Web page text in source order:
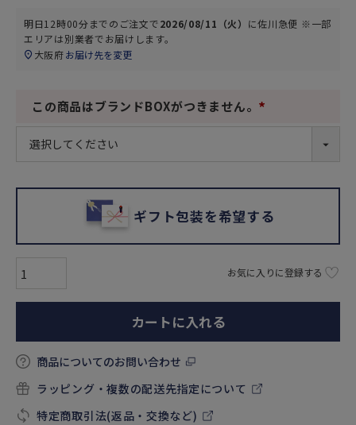
明日12時00分までのご注文で2026/08/11（火） に佐川急便 ※一部
エリアは別業者でお届けします。
大阪府お届け先を変更
この商品はブランドBOXがつきません。
ギフト包装を希望する
お気に入りに登録する
カートに入れる
商品についてのお問い合わせ
ラッピング・複数の配送先指定について
特定商取引法(返品・交換など)